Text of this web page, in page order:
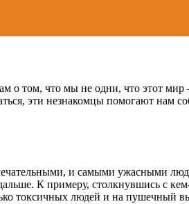
о том, что мы не одни, что этот
эти незнакомцы помогают нам
и самыми ужасными
К примеру, столкнувшись с
токсичных людей и на пушечный